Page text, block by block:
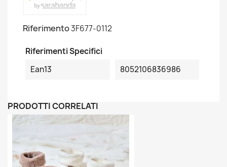
Riferimento3F677-0112
Riferimenti Specifici
Ean13
8052106836986
PRODOTTI CORRELATI